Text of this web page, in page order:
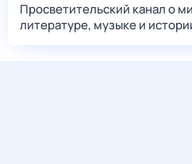
Просветительский канал о
литературе, музыке и